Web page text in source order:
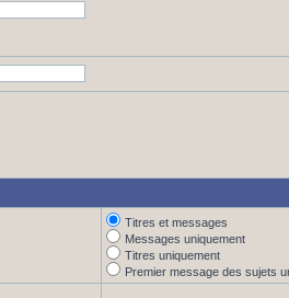
Titres et messages
Messages uniquement
Titres uniquement
Premier message des sujets